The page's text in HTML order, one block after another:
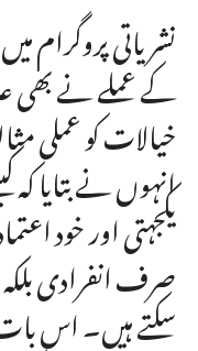
نشریاتی پروگرام
کے عملے نے بھی
خیالات کو عملی
انہوں نے بتایا کہ
یکجہتی اور خود
صرف انفرادی
سکتے ہیں۔ اس بات